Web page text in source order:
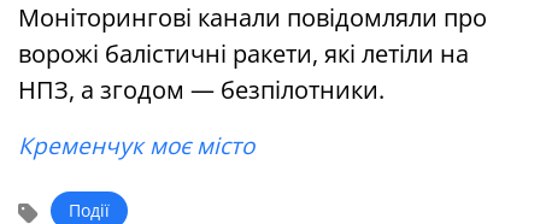
Моніторингові канали повідомляли про
ворожі балістичні ракети, які летіли на
НПЗ, а згодом — безпілотники.
Кременчук моє місто
Події